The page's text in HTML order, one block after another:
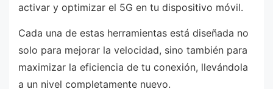
activar y optimizar el 5G en tu dispositivo móvil.
Cada una de estas herramientas está diseñada no
solo para mejorar la velocidad, sino también para
maximizar la eficiencia de tu conexión, llevándola
a un nivel completamente nuevo.